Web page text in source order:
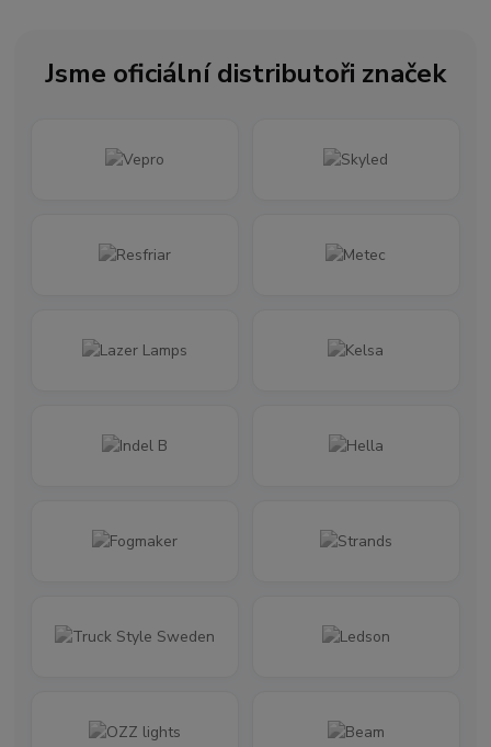
Jsme oficiální distributoři značek